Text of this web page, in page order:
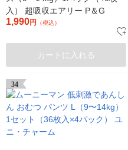
入） 超吸収エアリー P＆G
1,990円 （税込）
カートに入れる
34